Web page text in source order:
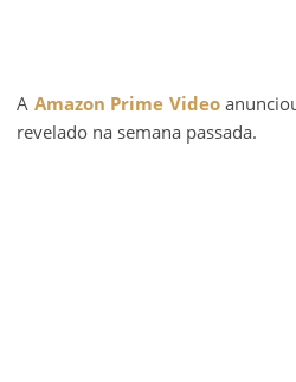
A Amazon Prime Video
revelado na semana passada.